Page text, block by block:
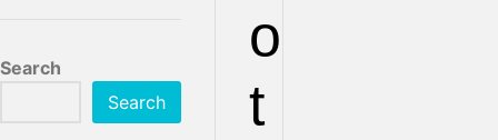
o
t
Search
Search